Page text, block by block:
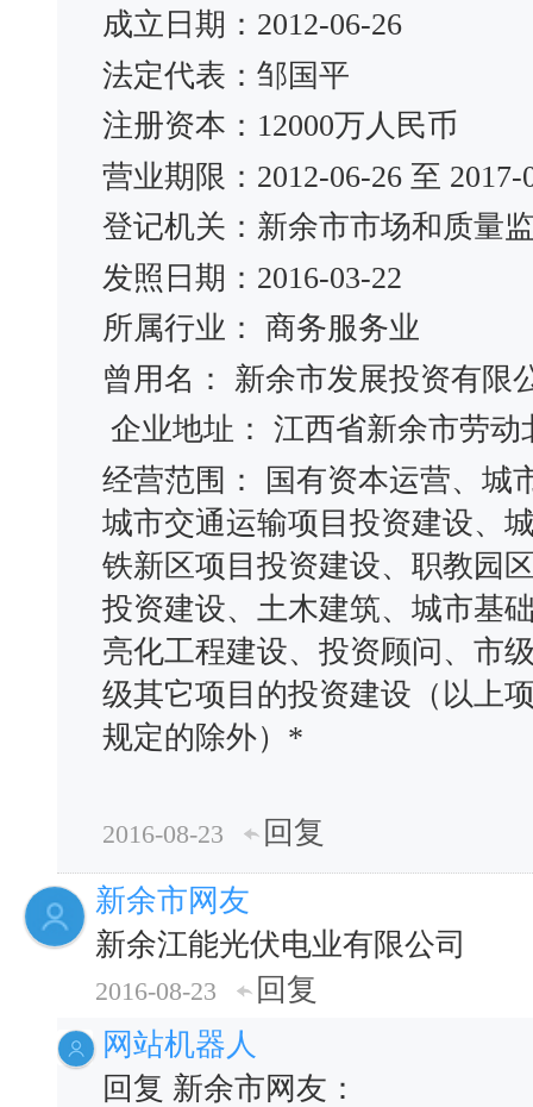
成立日期：2012-06-26
法定代表：邹国平
注册资本：12000万人民币
营业期限：2012-06-26 至 2017-
登记机关：新余市市场和质量
发照日期：2016-03-22
所属行业： 商务服务业
曾用名： 新余市发展投资有
企业地址： 江西省新余市劳动
经营范围： 国有资本运营、城
城市交通运输项目投资建设、
铁新区项目投资建设、职教园
投资建设、土木建筑、城市基
亮化工程建设、投资顾问、市
级其它项目的投资建设（以上
规定的除外）*
2016-08-23
回复
新余市网友
新余江能光伏电业有限公司
2016-08-23
回复
网站机器人
回复 新余市网友：